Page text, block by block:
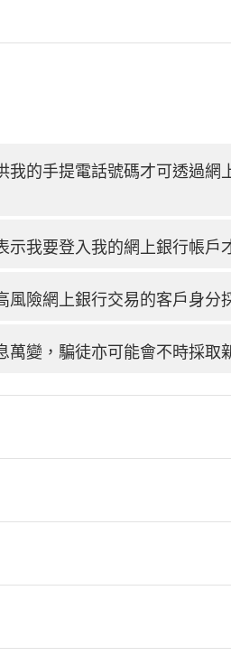
我的手提電話號碼才可透過
示我要登入我的網上銀行帳戶
風險網上銀行交易的客戶身分
萬變，騙徒亦可能會不時採